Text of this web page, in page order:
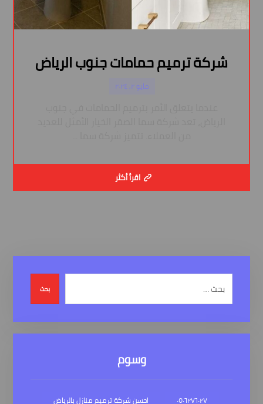
شركة ترميم حمامات جنوب الرياض
مايو ٢, ٢٠٢٤
اقرأ أكثر
بحث
وسوم
٠٥٠٦٢٧٦٠٢٧
احسن شركة ترميم منازل بالرياض